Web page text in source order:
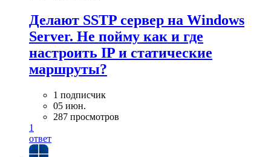
Делают SSTP сервер на Windows
Server. Не пойму как и где
настроить IP и статические
маршруты?
1 подписчик
05 июн.
287 просмотров
1
ответ